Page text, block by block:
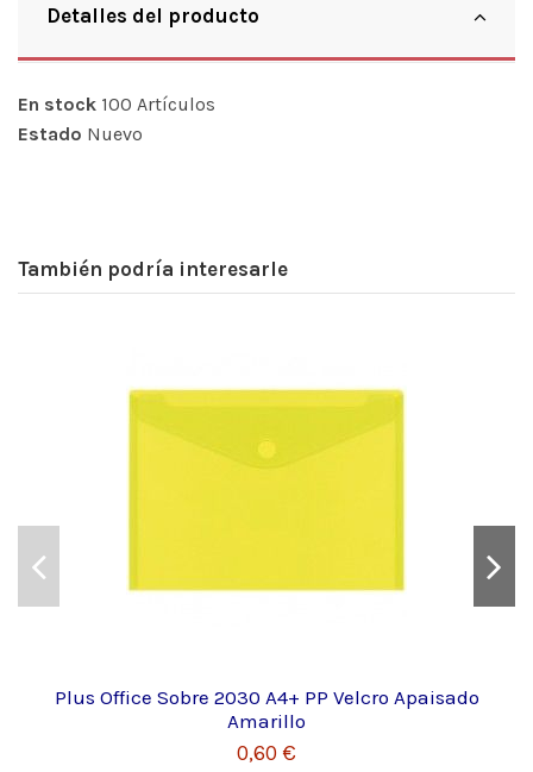
Detalles del producto
En stock 100 Artículos
Estado Nuevo
También podría interesarle
Plus Office Sobre 2030 A4+ PP Velcro Apaisado
Amarillo
0,60 €